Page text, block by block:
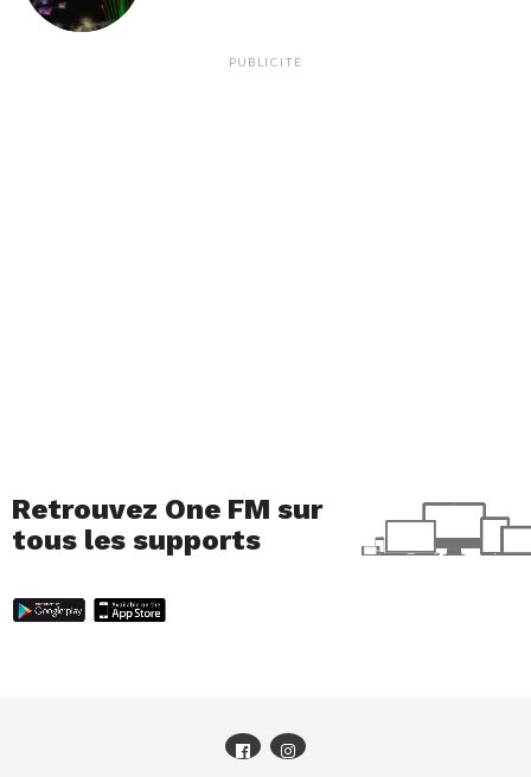
PUBLICITÉ
Retrouvez One FM sur
tous les supports